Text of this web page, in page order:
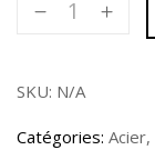
rectangulaire
X
SKU: N/A
Catégories: Acier,